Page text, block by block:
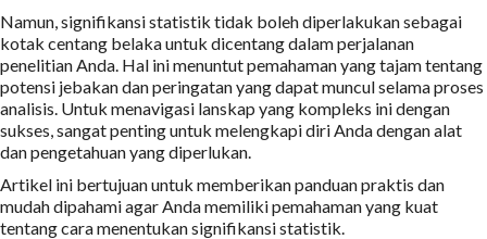
Namun, signifikansi statistik tidak boleh diperlakukan sebagai
kotak centang belaka untuk dicentang dalam perjalanan
penelitian Anda. Hal ini menuntut pemahaman yang tajam tentang
potensi jebakan dan peringatan yang dapat muncul selama proses
analisis. Untuk menavigasi lanskap yang kompleks ini dengan
sukses, sangat penting untuk melengkapi diri Anda dengan alat
dan pengetahuan yang diperlukan.
Artikel ini bertujuan untuk memberikan panduan praktis dan
mudah dipahami agar Anda memiliki pemahaman yang kuat
tentang cara menentukan signifikansi statistik.